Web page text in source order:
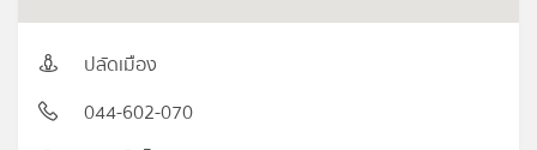
ปลัดเมือง
044-602-070